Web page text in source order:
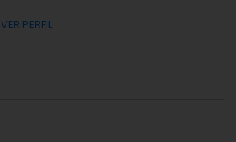
VER PERFIL